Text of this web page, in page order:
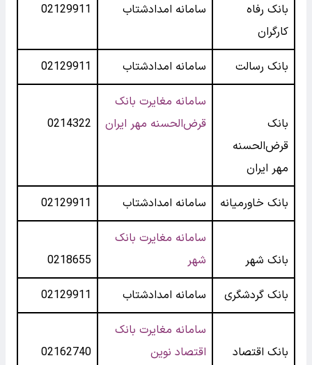
بانک رفاه
کارگران
سامانه امدادشتاب 02129911
بانک رسالت سامانه امدادشتاب 02129911
بانک
قرض‌الحسنه
مهر ایران
سامانه مغایرت بانک
قرض‌الحسنه مهر ایران
0214322
بانک خاورمیانه سامانه امدادشتاب 02129911
بانک شهر
سامانه مغایرت بانک
شهر
0218655
بانک گردشگری سامانه امدادشتاب 02129911
بانک اقتصاد
سامانه مغایرت بانک
اقتصاد نوین
02162740